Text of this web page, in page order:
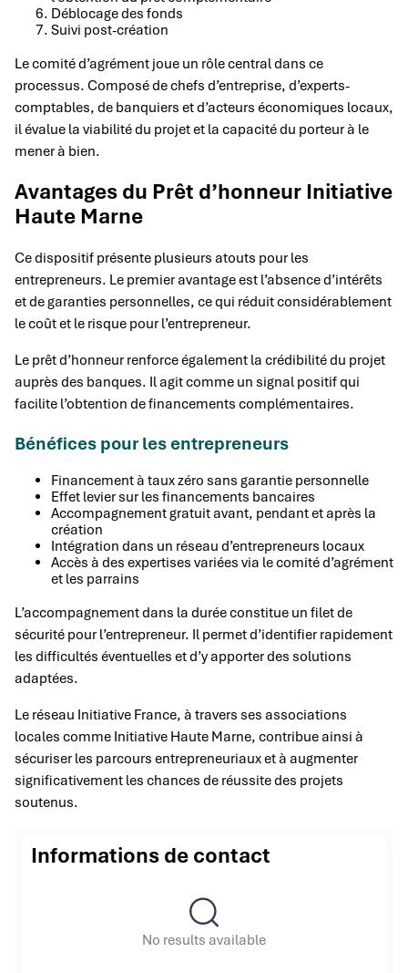
Déblocage des fonds
Suivi post-création
Le comité d’agrément joue un rôle central dans ce
processus. Composé de chefs d’entreprise, d’experts-
comptables, de banquiers et d’acteurs économiques locaux,
il évalue la viabilité du projet et la capacité du porteur à le
mener à bien.
Avantages du Prêt d’honneur Initiative
Haute Marne
Ce dispositif présente plusieurs atouts pour les
entrepreneurs. Le premier avantage est l’absence d’intérêts
et de garanties personnelles, ce qui réduit considérablement
le coût et le risque pour l’entrepreneur.
Le prêt d’honneur renforce également la crédibilité du projet
auprès des banques. Il agit comme un signal positif qui
facilite l’obtention de financements complémentaires.
Bénéfices pour les entrepreneurs
Financement à taux zéro sans garantie personnelle
Effet levier sur les financements bancaires
Accompagnement gratuit avant, pendant et après la
création
Intégration dans un réseau d’entrepreneurs locaux
Accès à des expertises variées via le comité d’agrément
et les parrains
L’accompagnement dans la durée constitue un filet de
sécurité pour l’entrepreneur. Il permet d’identifier rapidement
les difficultés éventuelles et d’y apporter des solutions
adaptées.
Le réseau Initiative France, à travers ses associations
locales comme Initiative Haute Marne, contribue ainsi à
sécuriser les parcours entrepreneuriaux et à augmenter
significativement les chances de réussite des projets
soutenus.
Informations de contact
No results available